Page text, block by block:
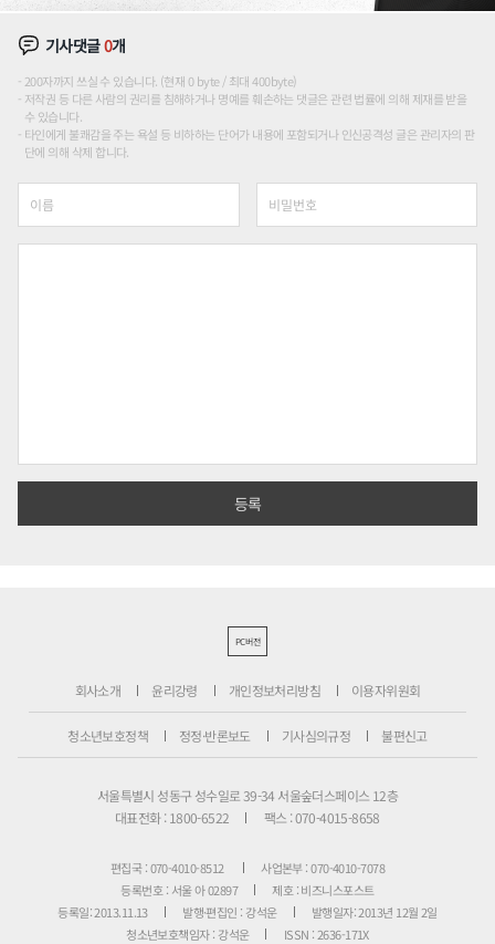
기사댓글0개
200자까지 쓰실 수 있습니다. (현재 0 byte / 최대 400byte)
저작권 등 다른 사람의 권리를 침해하거나 명예를 훼손하는 댓글은 관련 법률에 의해 제재를 받을
수 있습니다.
타인에게 불쾌감을 주는 욕설 등 비하하는 단어가 내용에 포함되거나 인신공격성 글은 관리자의 판
단에 의해 삭제 합니다.
PC버전
회사소개 윤리강령 개인정보처리방침 이용자위원회
청소년보호정책 정정·반론보도 기사심의규정 불편신고
서울특별시 성동구 성수일로 39-34 서울숲더스페이스 12층
대표전화 : 1800-6522
팩스 : 070-4015-8658
편집국 : 070-4010-8512
사업본부 : 070-4010-7078
등록번호 : 서울 아 02897
제호 : 비즈니스포스트
등록일: 2013.11.13
발행·편집인 : 강석운
발행일자: 2013년 12월 2일
청소년보호책임자 : 강석운
ISSN : 2636-171X